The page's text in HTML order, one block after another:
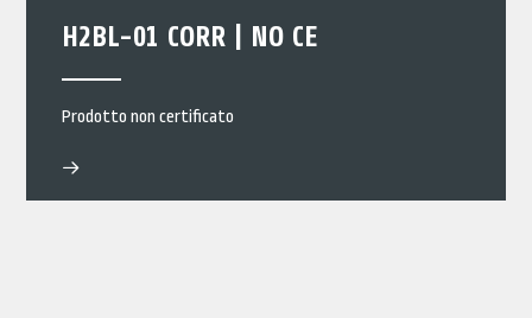
H2BL-01 CORR | NO CE
Prodotto non certificato